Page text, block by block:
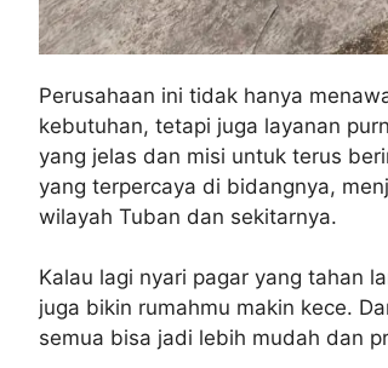
Perusahaan ini tidak hanya
kebutuhan, tetapi juga layanan
yang jelas dan misi untuk terus
yang terpercaya di bidangnya,
wilayah Tuban dan sekitarnya.
Kalau lagi nyari pagar yang tahan
juga bikin rumahmu makin kece.
semua bisa jadi lebih mudah dan